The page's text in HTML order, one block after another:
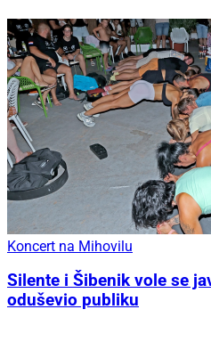
Koncert na Mihovilu
Silente i Šibenik vole se
oduševio publiku